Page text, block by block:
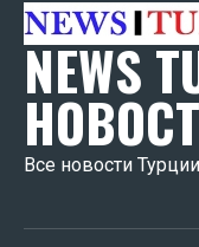
NEWS
Все новости